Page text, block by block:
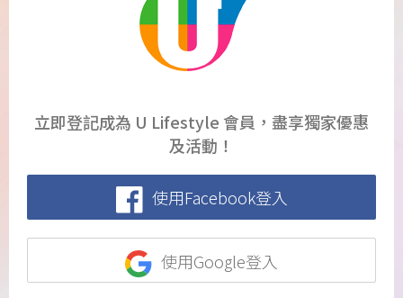
立即登記成為 U Lifestyle 會員，盡享獨家優惠
及活動！
使用Facebook登入
使用Google登入